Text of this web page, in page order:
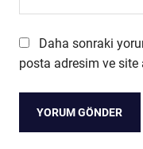
Daha sonraki
posta adresim ve site